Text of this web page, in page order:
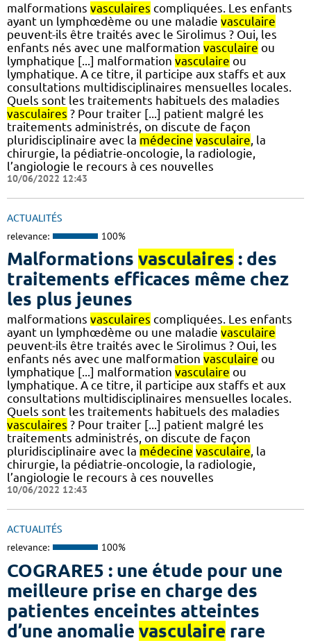
malformations vasculaires compliquées. Les enfants
ayant un lymphœdème ou une maladie vasculaire
peuvent-ils être traités avec le Sirolimus ? Oui, les
enfants nés avec une malformation vasculaire ou
lymphatique [...] malformation vasculaire ou
lymphatique. A ce titre, il participe aux staffs et aux
consultations multidisciplinaires mensuelles locales.
Quels sont les traitements habituels des maladies
vasculaires ? Pour traiter [...] patient malgré les
traitements administrés, on discute de façon
pluridisciplinaire avec la médecine vasculaire , la
chirurgie, la pédiatrie-oncologie, la radiologie,
l’angiologie le recours à ces nouvelles
10/06/2022 12:43
ACTUALITÉS
relevance: 100%
Malformations vasculaires : des
traitements efficaces même chez
les plus jeunes
malformations vasculaires compliquées. Les enfants
ayant un lymphœdème ou une maladie vasculaire
peuvent-ils être traités avec le Sirolimus ? Oui, les
enfants nés avec une malformation vasculaire ou
lymphatique [...] malformation vasculaire ou
lymphatique. A ce titre, il participe aux staffs et aux
consultations multidisciplinaires mensuelles locales.
Quels sont les traitements habituels des maladies
vasculaires ? Pour traiter [...] patient malgré les
traitements administrés, on discute de façon
pluridisciplinaire avec la médecine vasculaire, la
chirurgie, la pédiatrie-oncologie, la radiologie,
l’angiologie le recours à ces nouvelles
10/06/2022 12:43
ACTUALITÉS
relevance: 100%
COGRARE5 : une étude pour une
meilleure prise en charge des
patientes enceintes atteintes
d’une anomalie vasculaire rare